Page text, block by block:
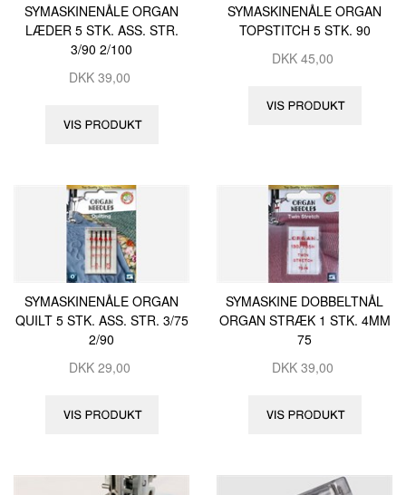
SYMASKINENÅLE ORGAN
LÆDER 5 STK. ASS. STR.
3/90 2/100
DKK 39,00
SYMASKINENÅLE ORGAN
TOPSTITCH 5 STK. 90
DKK 45,00
SYMASKINENÅLE ORGAN
QUILT 5 STK. ASS. STR. 3/75
2/90
DKK 29,00
SYMASKINE DOBBELTNÅL
ORGAN STRÆK 1 STK. 4MM
75
DKK 39,00